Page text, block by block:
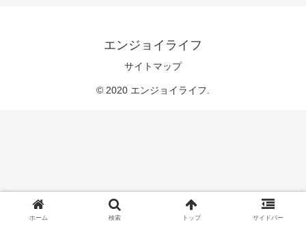
エンジョイライフ
サイトマップ
© 2020 エンジョイライフ.
ホーム 検索 トップ サイドバー